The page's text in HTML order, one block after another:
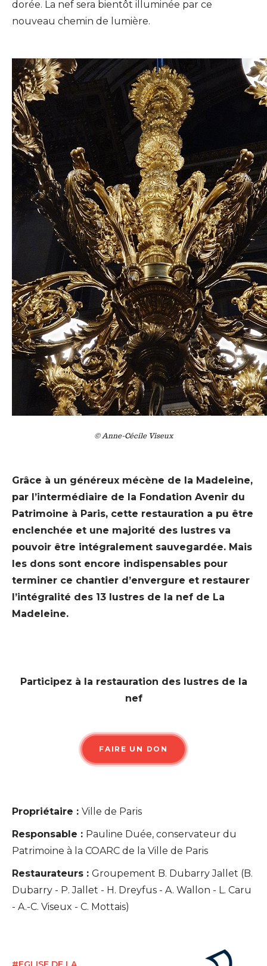
dorée. La nef sera bientôt illuminée par ce
nouveau chemin de lumière.
© Anne-Cécile Viseux
Grâce à un généreux mécène de la Madeleine,
par l’intermédiaire de la Fondation Avenir du
Patrimoine à Paris, cette restauration a pu être
enclenchée et une majorité des lustres va
pouvoir être intégralement sauvegardée. Mais
les dons sont encore indispensables pour
terminer ce chantier d’envergure et restaurer
l’intégralité des 13 lustres de la nef de La
Madeleine.
Participez à la restauration des lustres de la
nef
FAIRE UN DON
Propriétaire : Ville de Paris
Responsable : Pauline Duée, conservateur du
Patrimoine à la COARC de la Ville de Paris
Restaurateurs : Groupement B. Dubarry Jallet (B.
Dubarry - P. Jallet - H. Dreyfus - A. Wallon - L. Caru
- A.-C. Viseux - C. Mottais)